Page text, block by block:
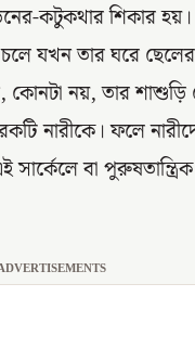
কটুকথার শিকার হয়।
চলে যখন তার ঘরে
নয়, তার শাশুড়ি
নারীকে। ফলে
বা পুরুষতান্ত্রিক